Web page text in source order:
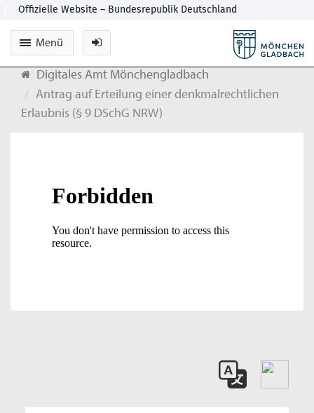
Menü
Digitales Amt Mönchengladbach
Antrag auf Erteilung einer denkmalrechtlichen
Erlaubnis (§ 9 DSchG NRW)